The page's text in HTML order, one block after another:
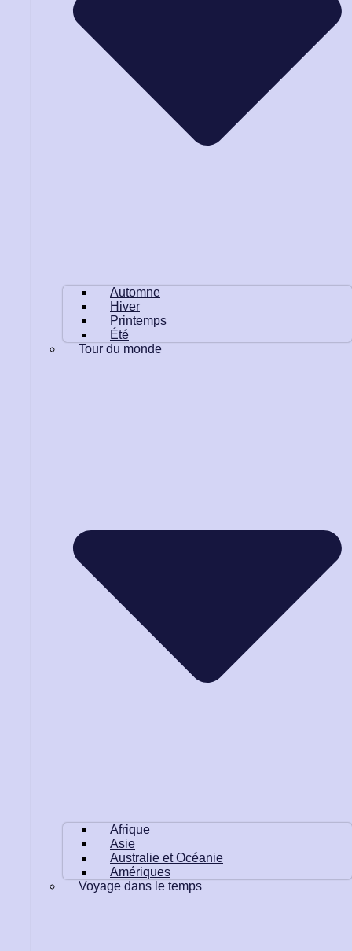
Automne
Hiver
Printemps
Été
Tour du monde
Afrique
Asie
Australie et Océanie
Amériques
Voyage dans le temps